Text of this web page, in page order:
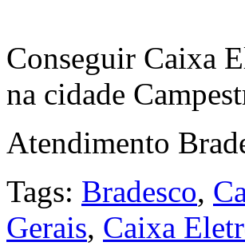
Conseguir Caixa
na cidade
Atendimento
Tags: Bradesco,
Gerais, Caixa